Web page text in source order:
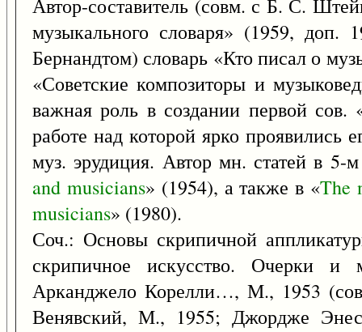
Автор-составитель (совм. с Б. С.
музыкального словаря» (1959,
Бернандтом) словарь «Кто писал о
«Советские композиторы и
важная роль в создании первой
работе над которой ярко проявились
муз. эрудиция. Автор мн. статей в 5-
and musicians» (1954), а также в «The
musicians» (1980).
Соч.: Основы скрипичной
скрипичное искусство. Очерки
Арканджело Корелли…, М., 1953
Венявский, М., 1955; Джордже